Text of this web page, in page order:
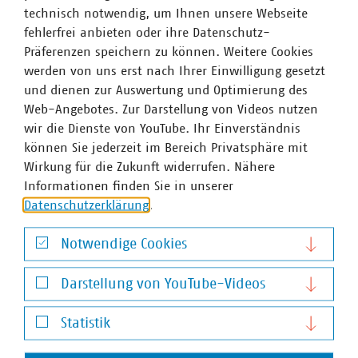
Unternehmen das Glasfasernetz eigenwirtschaftlich,
ohne öffentliche Gelder ausbaut und so das volle
wirtschaftliche Risiko trägt. Die Wettbewerber umgehen
damit die Kosten für den Tiefbau, die 80 bis 90 Prozent
der Kosten des Glasfasernetzausbaus ausmachen, und
entwerten die Investitionen kommunaler Unternehmen.
„Schon jetzt zeichnet sich ein steigender Bedarf an
hohen Bandbreiten ab, den langfristig nur Glasfasernetze
decken können. Deshalb brauchen wir einen klaren
Vorrang für Glasfasernetze vor Kupfer und Co. und
müssen strukturelle Wettbewerbsnachteile abbauen: Wo
kommunale Unternehmen bereits auf ihre Kosten
Glasfasernetze ausbauen, sollten Wettbewerber nicht
einfach ihre Kabel mit in den Graben werfen dürfen. Ein
solcher Doppelausbau ist volkswirtschaftlich
unvernünftig. Wir brauchen Wettbewerb auf dem Netz
statt zwischen Netzen“, so Osswald.
technisch notwendig, um Ihnen unsere Webseite
fehlerfrei anbieten oder ihre Datenschutz-
Präferenzen speichern zu können. Weitere Cookies
werden von uns erst nach Ihrer Einwilligung gesetzt
und dienen zur Auswertung und Optimierung des
Web-Angebotes. Zur Darstellung von Videos nutzen
wir die Dienste von YouTube. Ihr Einverständnis
können Sie jederzeit im Bereich Privatsphäre mit
Wirkung für die Zukunft widerrufen. Nähere
Informationen finden Sie in unserer
Datenschutzerklärung.
Notwendige Cookies
Notwendige Cookies
Darstellung von YouTube-Videos
Darstellung von YouTube-Videos
Statistik
Statistik